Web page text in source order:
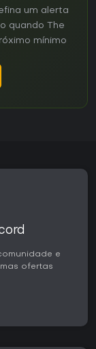
um alerta
quando The
mínimo
e
ofertas